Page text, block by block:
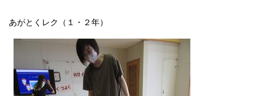
あがとくレク（１・２年）